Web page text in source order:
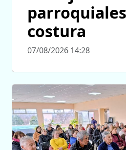
costura
07/08/2026 14:28